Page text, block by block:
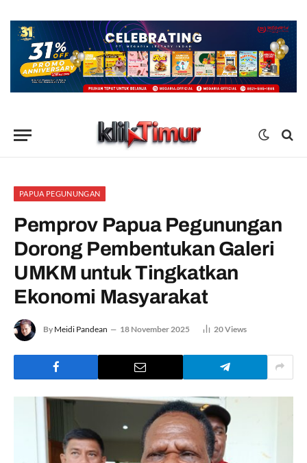
PAPUA PEGUNUNGAN
Pemprov Papua Pegunungan
Dorong Pembentukan Galeri
UMKM untuk Tingkatkan
Ekonomi Masyarakat
By Meidi Pandean 18 November 2025 20Views